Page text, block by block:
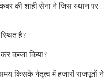
की शाही सेना ने जिस स्थान पर
है?
कब्जा किया?
किसके नेतृत्व में हजारों राजपूतों ने